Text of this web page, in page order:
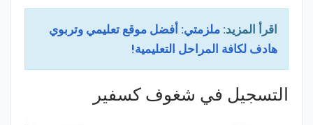
اقرأ المزيد: ملزمتي: أفضل موقع تعليمي وتربوي
هادف لكافة المراحل التعليمية!
التسجيل في شغوف كسفير